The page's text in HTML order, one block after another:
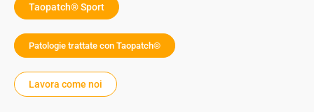
Taopatch® Sport
Patologie trattate con Taopatch®
Lavora come noi